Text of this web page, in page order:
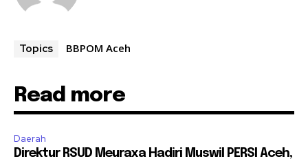
Topics BBPOM Aceh
Read more
Daerah
Direktur RSUD Meuraxa Hadiri Muswil PERSI Aceh,